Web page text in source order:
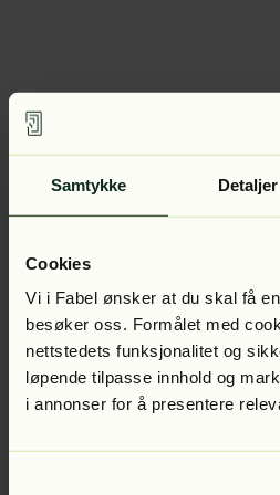
Samtykke Detaljer
Cookies
Vi i Fabel ønsker at du skal få
besøker oss. Formålet med
nettstedets funksjonalitet og
løpende tilpasse innhold og
i annonser for å presentere